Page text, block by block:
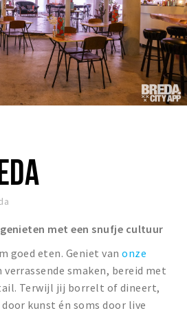
first aid
met een snufje cultuur
goed eten. Geniet vanonze
verrassende smaken, bereid met
Terwijl jij borrelt of dineert,
kunst én soms door live